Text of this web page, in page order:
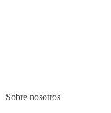
Sobre nosotros